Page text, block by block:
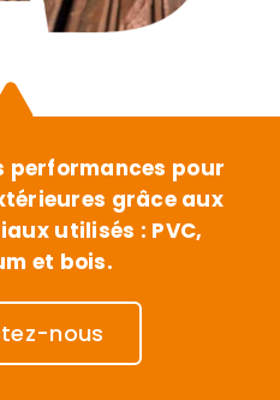
performances pour
grâce aux
utilisés : PVC,
et bois.
nous